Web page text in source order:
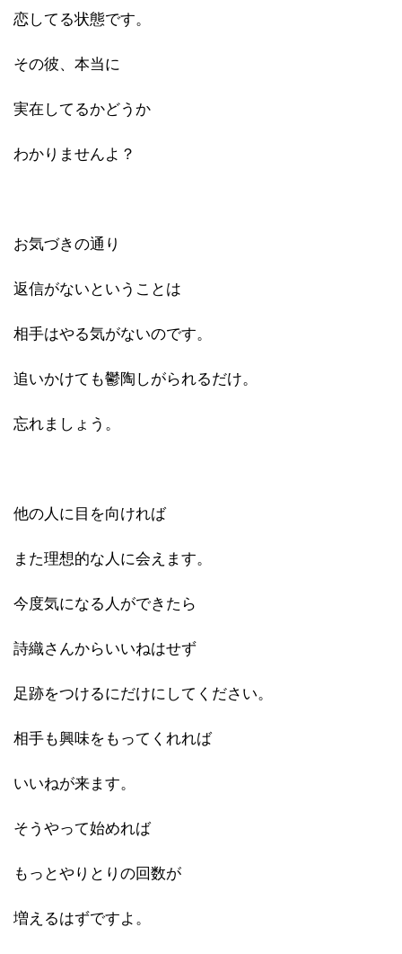
恋してる状態です。
その彼、本当に
実在してるかどうか
わかりませんよ？
お気づきの通り
返信がないということは
相手はやる気がないのです。
追いかけても鬱陶しがられるだけ。
忘れましょう。
他の人に目を向ければ
また理想的な人に会えます。
今度気になる人ができたら
詩織さんからいいねはせず
足跡をつけるにだけにしてください。
相手も興味をもってくれれば
いいねが来ます。
そうやって始めれば
もっとやりとりの回数が
増えるはずですよ。